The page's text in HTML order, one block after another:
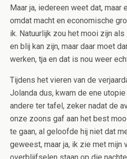
Maar ja, iedereen weet dat, maar
omdat macht en economische
ik. Natuurlijk zou het mooi zijn
en blij kan zijn, maar daar moet
werken, tja en dat is nou weer
Tijdens het vieren van de
Jolanda dus, kwam de ene
andere ter tafel, zeker nadat de
onze zoons gaf aan het best
te gaan, al geloofde hij niet dat
geweest, maar ja, ik zie met mijn